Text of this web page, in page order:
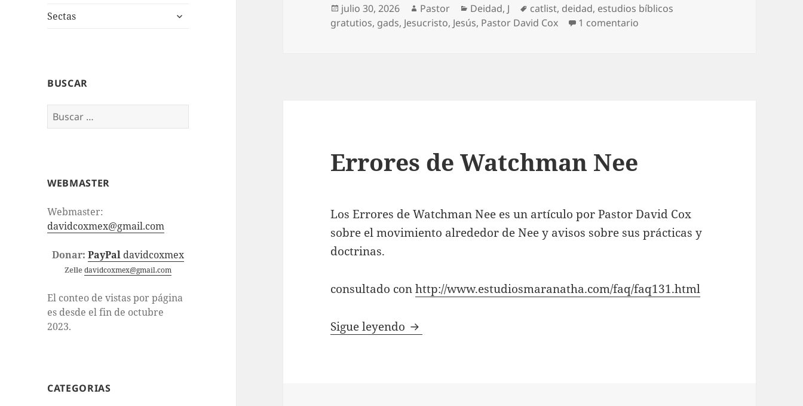
Sectas
expande
BUSCAR
Buscar:
WEBMASTER
Webmaster:
davidcoxmex@gmail.com
Donar: PayPal davidcoxmex
Zelledavidcoxmex@gmail.com
El conteo de vistas por página
es desde el fin de octubre
2023.
CATEGORIAS
Publicado
el
julio 30, 2026 Autor
Pastor Categorías
Deidad, J Etiquetas
catlist, deidad, estudios bíblicos
gratutios, gads, Jesucristo, Jesús, Pastor David Cox 1 comentario
Errores de Watchman Nee
Los Errores de Watchman Nee es un artículo por Pastor David Cox
sobre el movimiento alrededor de Nee y avisos sobre sus prácticas y
doctrinas.
consultado conhttp://www.estudiosmaranatha.com/faq/faq131.html
Sigue leyendo Errores de Watchman Nee